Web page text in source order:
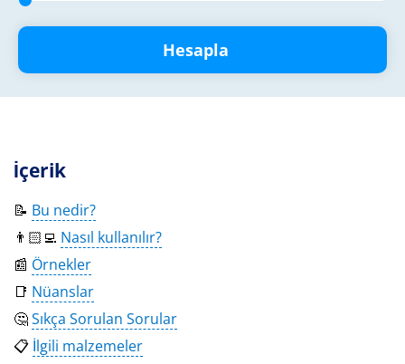
Hesapla
İçerik
📝 Bu nedir?
👨🏻‍💻 Nasıl kullanılır?
📰 Örnekler
📑 Nüanslar
🤔Sıkça Sorulan Sorular
📋 İlgili malzemeler